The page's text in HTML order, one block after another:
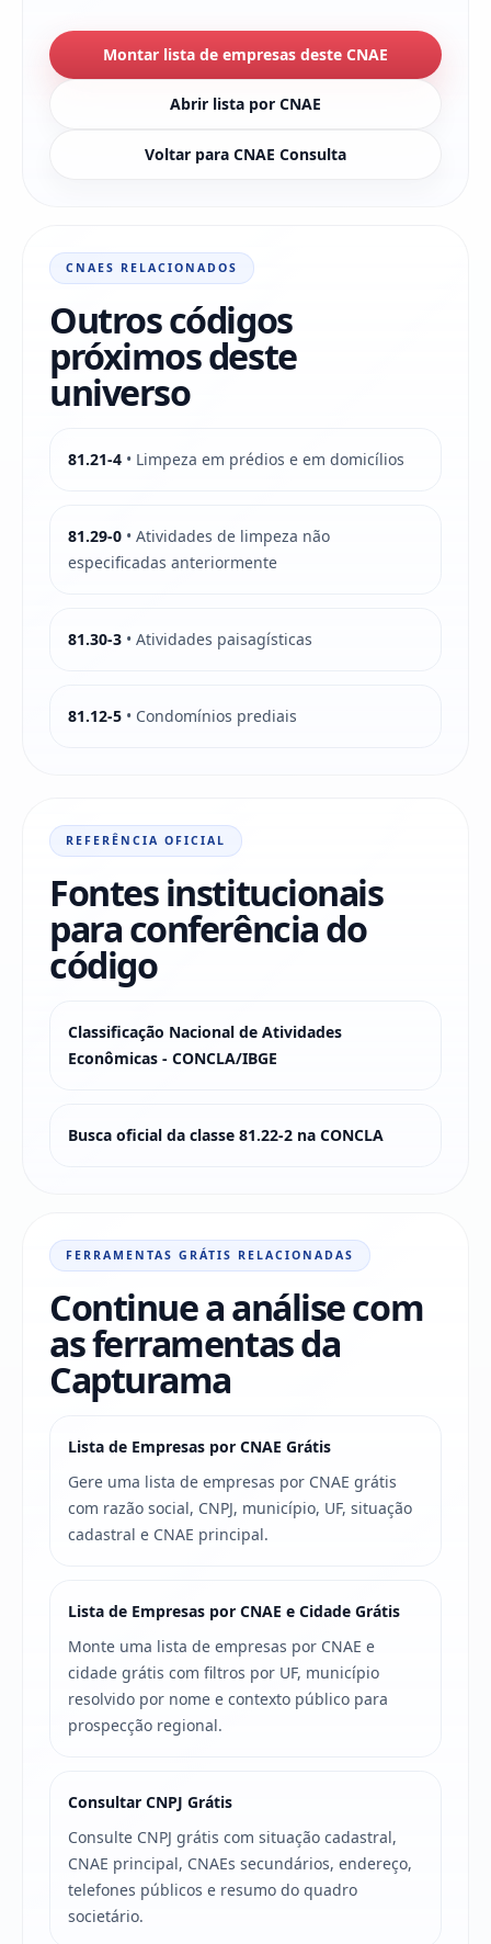
Montar lista de empresas deste CNAE
Abrir lista por CNAE
Voltar para CNAE Consulta
CNAES RELACIONADOS
Outros códigos
próximos deste
universo
81.21-4 • Limpeza em prédios e em domicílios
81.29-0 • Atividades de limpeza não
especificadas anteriormente
81.30-3 • Atividades paisagísticas
81.12-5 • Condomínios prediais
REFERÊNCIA OFICIAL
Fontes institucionais
para conferência do
código
Classificação Nacional de Atividades
Econômicas - CONCLA/IBGE
Busca oficial da classe 81.22-2 na CONCLA
FERRAMENTAS GRÁTIS RELACIONADAS
Continue a análise com
as ferramentas da
Capturama
Lista de Empresas por CNAE Grátis
Gere uma lista de empresas por CNAE grátis
com razão social, CNPJ, município, UF, situação
cadastral e CNAE principal.
Lista de Empresas por CNAE e Cidade Grátis
Monte uma lista de empresas por CNAE e
cidade grátis com filtros por UF, município
resolvido por nome e contexto público para
prospecção regional.
Consultar CNPJ Grátis
Consulte CNPJ grátis com situação cadastral,
CNAE principal, CNAEs secundários, endereço,
telefones públicos e resumo do quadro
societário.